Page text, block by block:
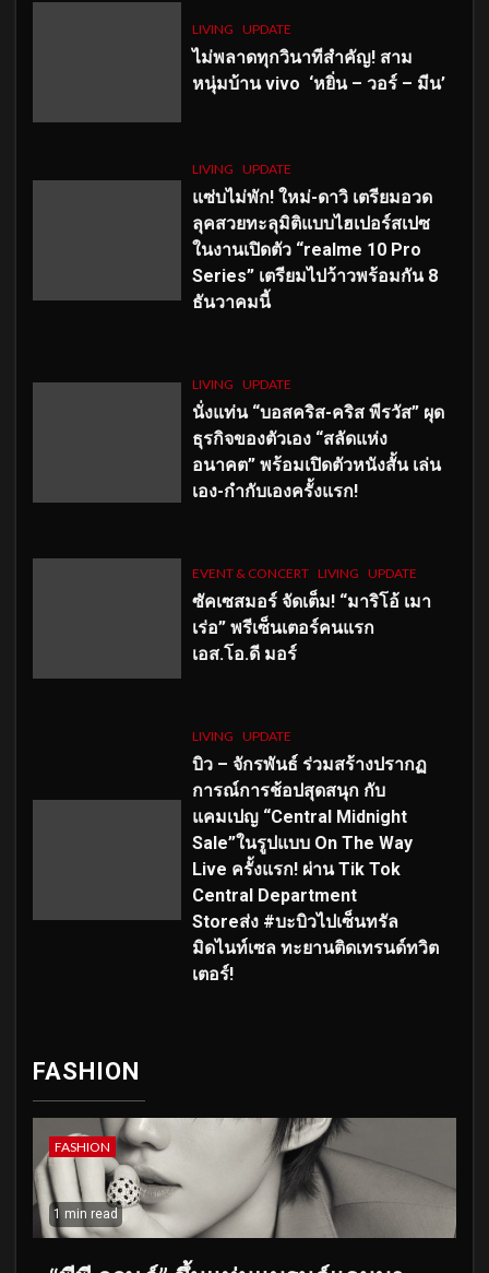
LIVING UPDATE
ไม่พลาดทุกวินาทีสำคัญ! สาม
หนุ่มบ้าน vivo ‘หยิ่น – วอร์ – มีน’
LIVING UPDATE
แซ่บไม่พัก! ใหม่-ดาวิ เตรียมอวด
ลุคสวยทะลุมิติแบบไฮเปอร์สเปซ
ในงานเปิดตัว “realme 10 Pro
Series” เตรียมไปว้าวพร้อมกัน 8
ธันวาคมนี้
LIVING UPDATE
นั่งแท่น “บอสคริส-คริส พีรวัส” ผุด
ธุรกิจของตัวเอง “สลัดแห่ง
อนาคต” พร้อมเปิดตัวหนังสั้น เล่น
เอง-กำกับเองครั้งแรก!
EVENT & CONCERT LIVING UPDATE
ซัคเซสมอร์ จัดเต็ม! “มาริโอ้ เมา
เร่อ” พรีเซ็นเตอร์คนแรก
เอส.โอ.ดี มอร์
LIVING UPDATE
บิว – จักรพันธ์ ร่วมสร้างปรากฏ
การณ์การช้อปสุดสนุก กับ
แคมเปญ “Central Midnight
Sale”ในรูปแบบ On The Way
Live ครั้งแรก! ผ่าน Tik Tok
Central Department
Storeส่ง #บะบิวไปเซ็นทรัล
มิดไนท์เซล ทะยานติดเทรนด์ทวิต
เตอร์!
FASHION
FASHION
1 min read